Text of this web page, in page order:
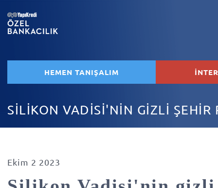
HEMEN TANIŞALIM
SİLİKON VADİSİ'NİN GİZLİ ŞEHİR
Ekim 2 2023